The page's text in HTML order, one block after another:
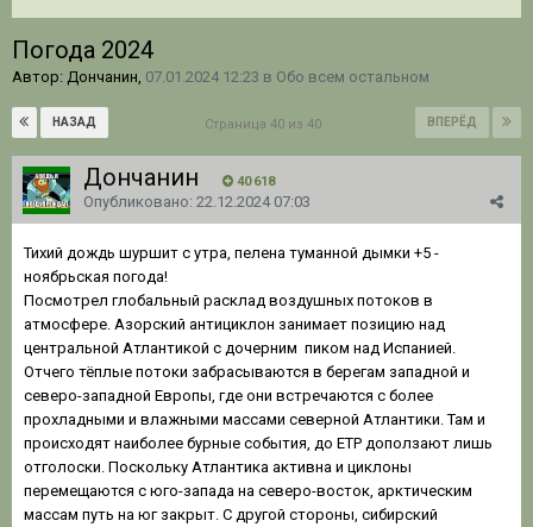
Погода 2024
Автор: Дончанин, 07.01.2024 12:23 в Обо всем остальном
НАЗАД ВПЕРЁД
Страница 40 из 40
Дончанин 40 618
Опубликовано: 22.12.2024 07:03
Тихий дождь шуршит с утра, пелена туманной дымки +5 -
ноябрьская погода!
Посмотрел глобальный расклад воздушных потоков в
атмосфере. Азорский антициклон занимает позицию над
центральной Атлантикой с дочерним пиком над Испанией.
Отчего тёплые потоки забрасываются в берегам западной и
северо-западной Европы, где они встречаются с более
прохладными и влажными массами северной Атлантики. Там и
происходят наиболее бурные события, до ЕТР доползают лишь
отголоски. Поскольку Атлантика активна и циклоны
перемещаются с юго-запада на северо-восток, арктическим
массам путь на юг закрыт. С другой стороны, сибирский